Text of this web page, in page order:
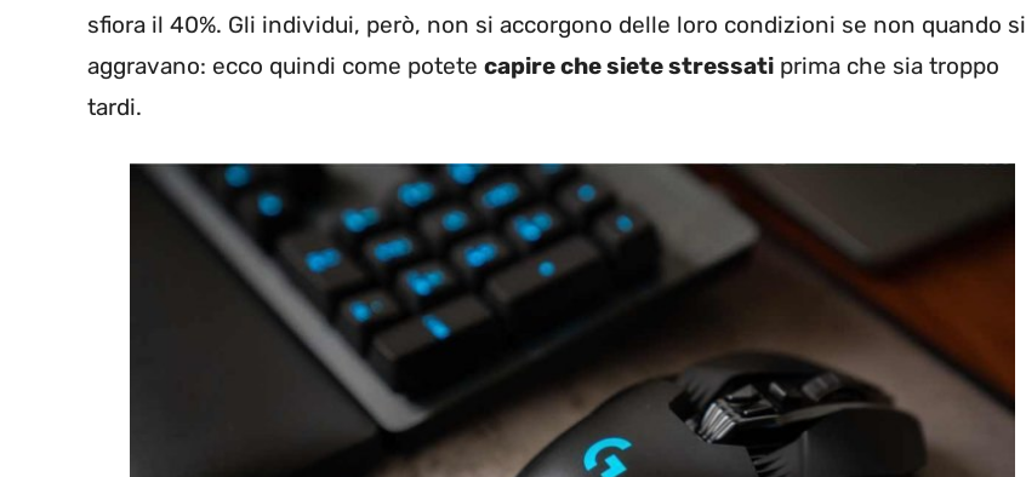
sfiora il 40%. Gli individui, però, non si accorgono delle loro condizioni se non quando si
aggravano: ecco quindi come potete capire che siete stressati prima che sia troppo
tardi.